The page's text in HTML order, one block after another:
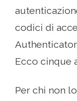
codici di
Ecco cinque
Per chi non